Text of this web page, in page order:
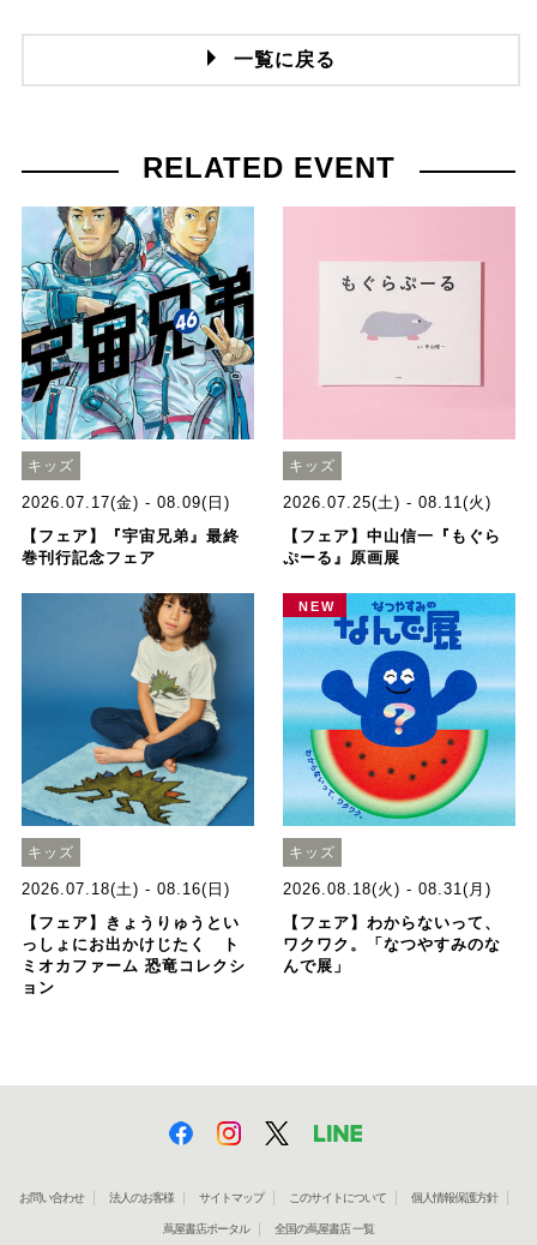
一覧に戻る
RELATED EVENT
キッズ
2026.07.17(金) - 08.09(日)
【フェア】『宇宙兄弟』最終
巻刊行記念フェア
キッズ
2026.07.25(土) - 08.11(火)
【フェア】中山信一『もぐら
ぷーる』原画展
キッズ
2026.07.18(土) - 08.16(日)
【フェア】きょうりゅうとい
っしょにお出かけじたく ト
ミオカファーム 恐竜コレクシ
ョン
NEW
キッズ
2026.08.18(火) - 08.31(月)
【フェア】わからないって、
ワクワク。「なつやすみのな
んで展」
お問い合わせ 法人のお客様 サイトマップ このサイトについて 個人情報保護方針
蔦屋書店ポータル 全国の蔦屋書店 一覧